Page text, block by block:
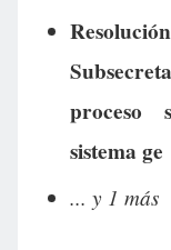
proceso
sistema ge
... y 1 más